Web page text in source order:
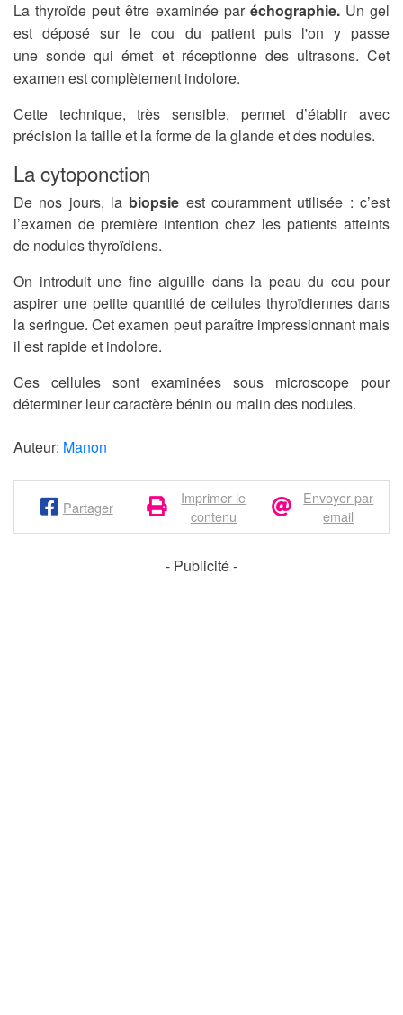
La thyroïde peut être examinée par échographie. Un gel
est déposé sur le cou du patient puis l'on y passe
une sonde qui émet et réceptionne des ultrasons. Cet
examen est complètement indolore.
Cette technique, très sensible, permet d’établir avec
précision la taille et la forme de la glande et des nodules.
La cytoponction
De nos jours, la biopsie est couramment utilisée : c’est
l’examen de première intention chez les patients atteints
de nodules thyroïdiens.
On introduit une fine aiguille dans la peau du cou pour
aspirer une petite quantité de cellules thyroïdiennes dans
la seringue. Cet examen peut paraître impressionnant mais
il est rapide et indolore.
Ces cellules sont examinées sous microscope pour
déterminer leur caractère bénin ou malin des nodules.
Auteur: Manon
Partager
Imprimer le
contenu
Envoyer par
email
- Publicité -